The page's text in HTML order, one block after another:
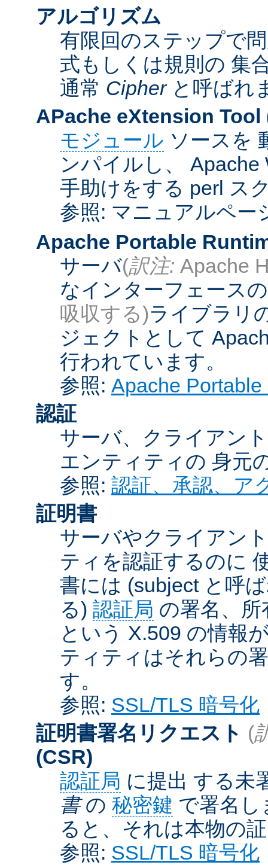
アルゴリズム
有限回のステップで
式もしくは規則の 集
通常 Cipherと呼ばれ
APache eXtension Tool
モジュール ソースを
ンパイルし、
手助けをする perl ス
参照: マニュアルペー
Apache Portable
サーバ(訳注: Apache
なインターフェース
吸収する)ライブラリ
ジェクトとして
行われています。
参照: Apache
認証
サーバ、クライアン
エンティティの 身元
参照: 認証、承認、ア
証明書
サーバやクライアン
ティを認証するのに
書には (subject と呼
る) 認証局 の署名、
という X.509 の情報
ティティはそれらの
す。
参照: SSL/TLS 暗号化
証明書署名リクエスト (
(CSR)
認証局 に提出 する未
書の 秘密鍵 で署名し
ると、それは本物の
参照: SSL/TLS 暗号化